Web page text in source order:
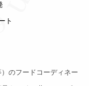
ト
のフードコーディネー